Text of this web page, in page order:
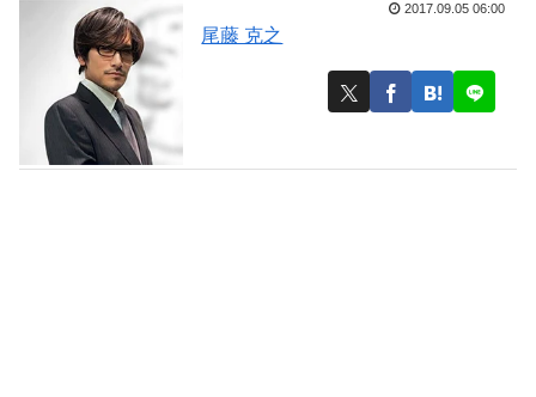
尾藤 克之
2017.09.05 06:00